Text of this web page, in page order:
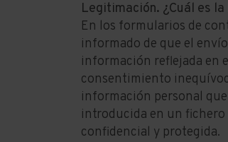
Legitimación. ¿Cuál es
En los formularios de
informado de que el
información reflejada en
consentimiento
información personal
introducida en un fichero
confidencial y protegida.